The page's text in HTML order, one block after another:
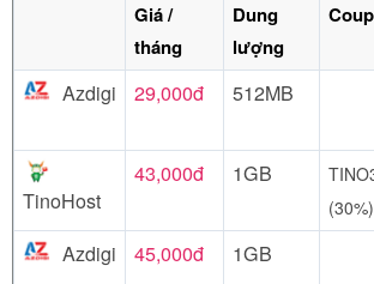
Giá /
tháng
Dung
lượng
Azdigi 29,000đ 512MB
TinoHost
43,000đ 1GB
(30%)
Azdigi
45,000đ 1GB